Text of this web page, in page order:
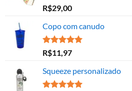
Avaliação
5.00
de 5
R$29,00
Copo com canudo
Avaliação
5.00
de 5
R$11,97
Squeeze personalizado